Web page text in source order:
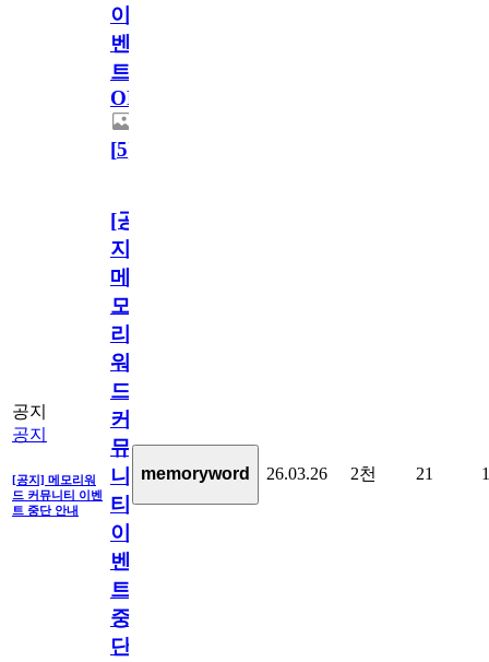
이
벤
트
OPEN!
[5]
공지
공지
[공지] 메모리워
드 커뮤니티 이벤
트 중단 안내
[공
지]
메
모
리
워
드
커
뮤
니
티
이
벤
트
중
단
memoryword 26.03.26 2천 21 1